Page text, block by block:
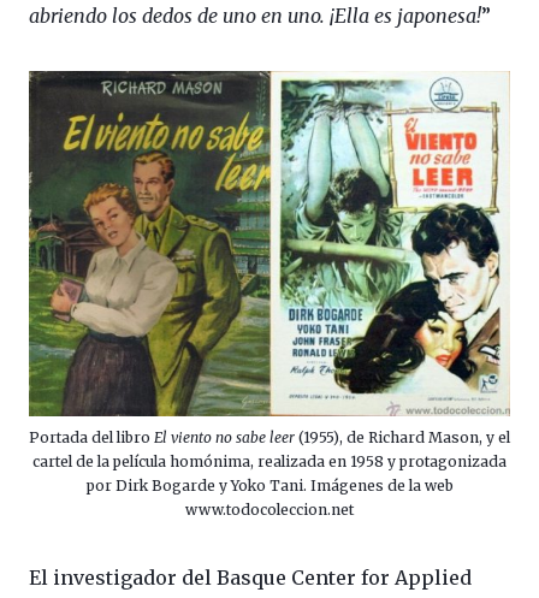
abriendo los dedos de uno en uno. ¡Ella es japonesa!”
Portada del libro El viento no sabe leer (1955), de Richard Mason, y el
cartel de la película homónima, realizada en 1958 y protagonizada
por Dirk Bogarde y Yoko Tani. Imágenes de la web
www.todocoleccion.net
El investigador del Basque Center for Applied